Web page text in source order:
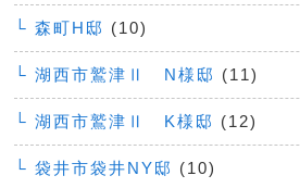
└ 森町H邸 (10)
└ 湖西市鷲津Ⅱ N様邸 (11)
└ 湖西市鷲津Ⅱ K様邸 (12)
└ 袋井市袋井NY邸 (10)